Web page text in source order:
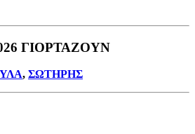
ΓΙΟΡΤΑΖΟΥΝ
, ΣΩΤΗΡΗΣ